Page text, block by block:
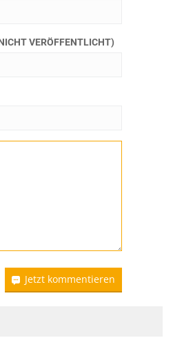
VERÖFFENTLICHT)
Jetzt kommentieren